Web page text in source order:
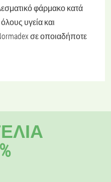
φάρμακο κατά
υγεία και
σε οποιαδήποτε